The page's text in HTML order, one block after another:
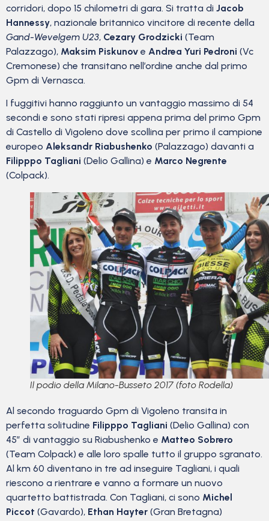
corridori, dopo 15 chilometri di gara. Si tratta di Jacob
Hannessy, nazionale britannico vincitore di recente della
Gand-Wevelgem U23, Cezary Grodzicki (Team
Palazzago), Maksim Piskunov e Andrea Yuri Pedroni (Vc
Cremonese) che transitano nell’ordine anche dal primo
Gpm di Vernasca.
I fuggitivi hanno raggiunto un vantaggio massimo di 54
secondi e sono stati ripresi appena prima del primo Gpm
di Castello di Vigoleno dove scollina per primo il campione
europeo Aleksandr Riabushenko (Palazzago) davanti a
Filipppo Tagliani (Delio Gallina) e Marco Negrente
(Colpack).
Il podio della Milano-Busseto 2017 (foto Rodella)
Al secondo traguardo Gpm di Vigoleno transita in
perfetta solitudine Filipppo Tagliani (Delio Gallina) con
45″ di vantaggio su Riabushenko e Matteo Sobrero
(Team Colpack) e alle loro spalle tutto il gruppo sgranato.
Al km 60 diventano in tre ad inseguire Tagliani, i quali
riescono a rientrare e vanno a formare un nuovo
quartetto battistrada. Con Tagliani, ci sono Michel
Piccot (Gavardo), Ethan Hayter (Gran Bretagna)